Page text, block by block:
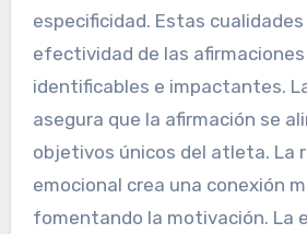
especificidad. Estas
efectividad de las
identificables e impactantes.
asegura que la afirmación se
objetivos únicos del atleta. La
emocional crea una conexión
fomentando la motivación. La